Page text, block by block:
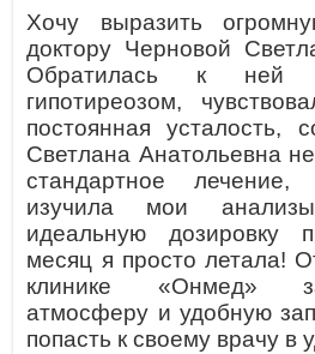
Хочу выразить
доктору Черновой
Обратилась к ней
гипотиреозом,
постоянная усталость,
Светлана Анатольевна
стандартное лечение,
изучила мои
идеальную дозировку
месяц я просто летала!
клинике «Онмед»
атмосферу и удобную
попасть к своему врачу в